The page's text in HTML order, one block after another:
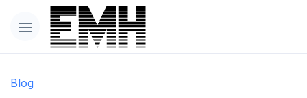
Blog